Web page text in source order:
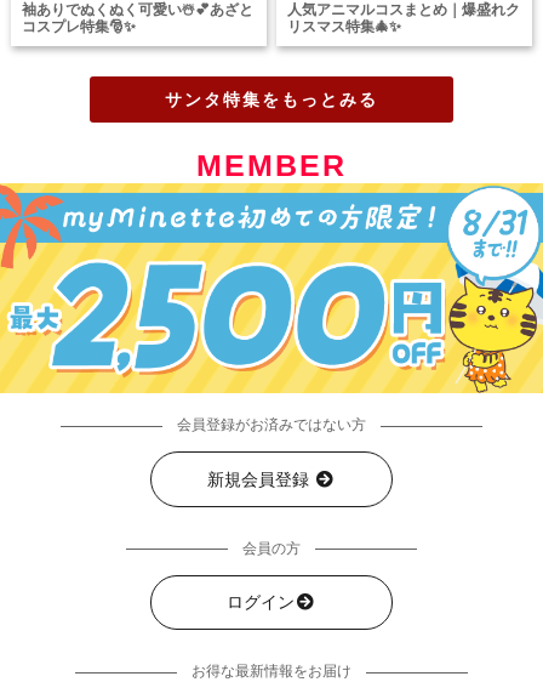
袖ありでぬくぬく可愛い☃️💕あざと
コスプレ特集🎅✨
人気アニマルコスまとめ｜爆盛れク
リスマス特集🎄✨
サンタ特集をもっとみる
MEMBER
会員登録がお済みではない方
新規会員登録
会員の方
ログイン
お得な最新情報をお届け